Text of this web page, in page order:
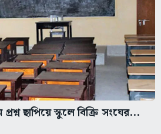
ছাপিয়ে স্কুলে বিক্রি সংঘের...